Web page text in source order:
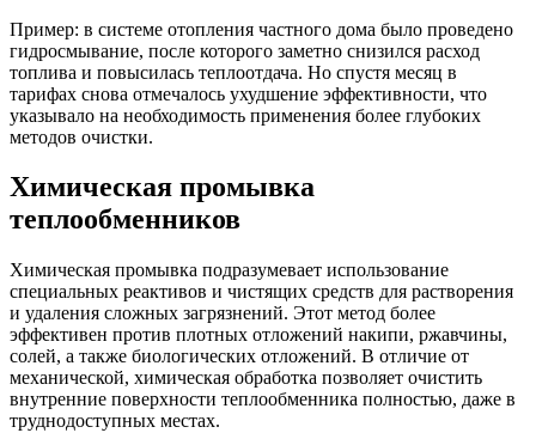
Пример: в системе отопления частного дома было проведено
гидросмывание, после которого заметно снизился расход
топлива и повысилась теплоотдача. Но спустя месяц в
тарифах снова отмечалось ухудшение эффективности, что
указывало на необходимость применения более глубоких
методов очистки.
Химическая промывка
теплообменников
Химическая промывка подразумевает использование
специальных реактивов и чистящих средств для растворения
и удаления сложных загрязнений. Этот метод более
эффективен против плотных отложений накипи, ржавчины,
солей, а также биологических отложений. В отличие от
механической, химическая обработка позволяет очистить
внутренние поверхности теплообменника полностью, даже в
труднодоступных местах.